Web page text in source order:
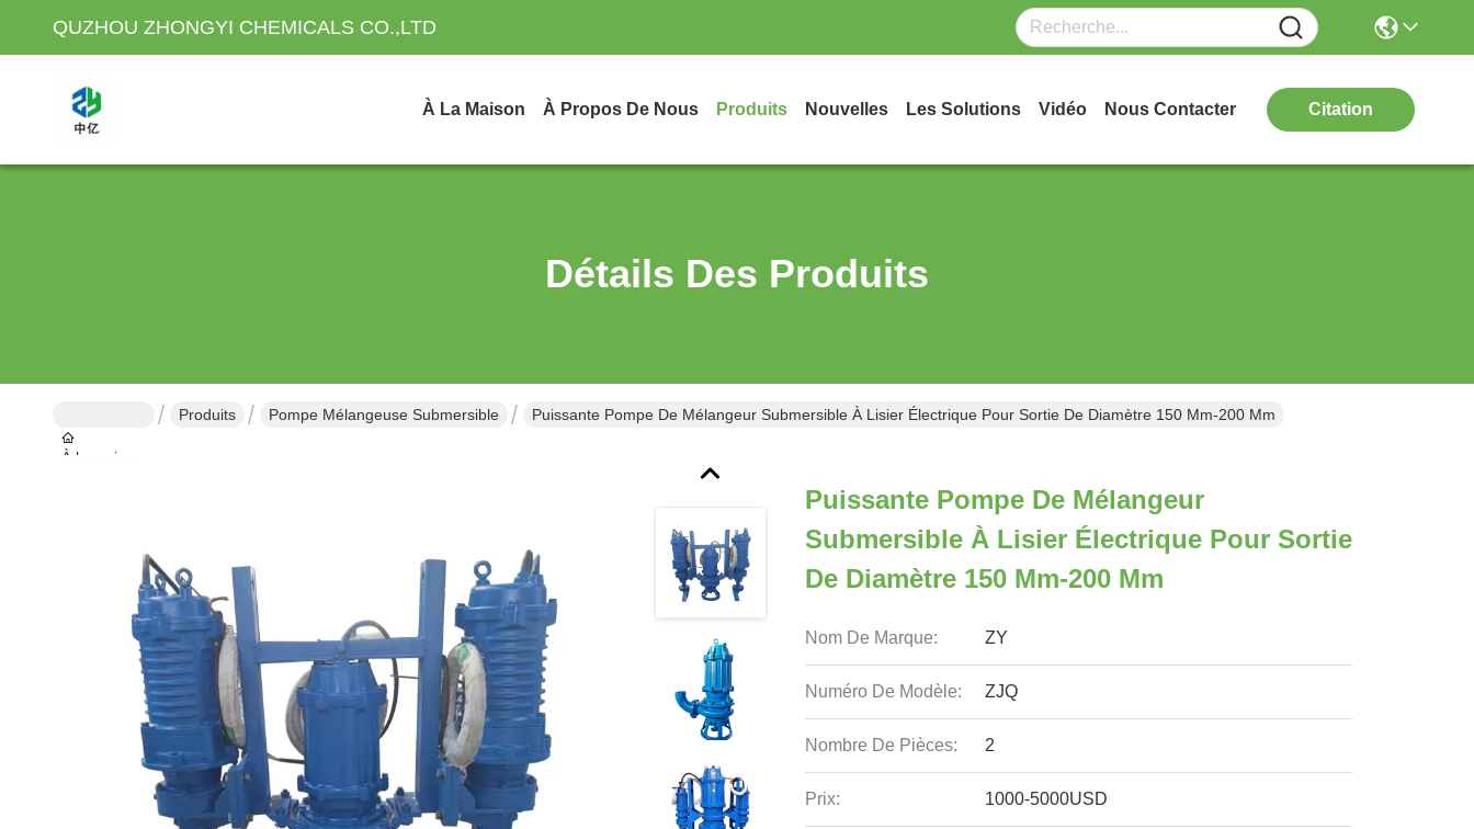
QUZHOU ZHONGYI CHEMICALS CO.,LTD
À La Maison À Propos De Nous Produits Nouvelles Les Solutions Vidéo Nous Contacter Citation
Détails Des Produits
À la maison
Produits Pompe Mélangeuse Submersible Puissante Pompe De Mélangeur Submersible À Lisier Électrique Pour Sortie De Diamètre 150 Mm-200 Mm
Puissante Pompe De Mélangeur
Submersible À Lisier Électrique Pour Sortie
De Diamètre 150 Mm-200 Mm
Nom De Marque: ZY
Numéro De Modèle: ZJQ
Nombre De Pièces: 2
Prix: 1000-5000USD